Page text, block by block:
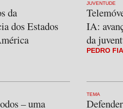
da
dos Estados
JUVENTUDE
IA:
da
PEDRO
– uma
TEMA